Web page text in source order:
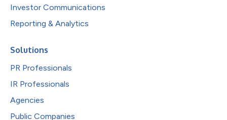
Investor Communications
Reporting & Analytics
Solutions
PR Professionals
IR Professionals
Agencies
Public Companies